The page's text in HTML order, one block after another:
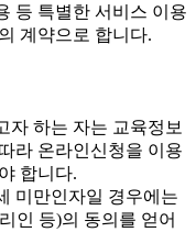
등 특별한 서비스 이용
계약으로 합니다.
하는 자는 교육정보
라 온라인신청을 이용
합니다.
미만인자일 경우에는
인 등)의 동의를 얻어